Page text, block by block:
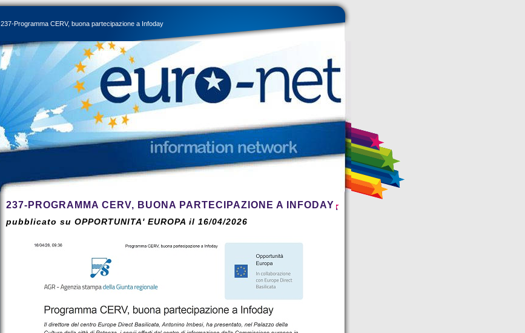
237-Programma CERV, buona partecipazione a Infoday
237-PROGRAMMA CERV, BUONA PARTECIPAZIONE A INFODAY
pubblicato su OPPORTUNITA' EUROPA il 16/04/2026